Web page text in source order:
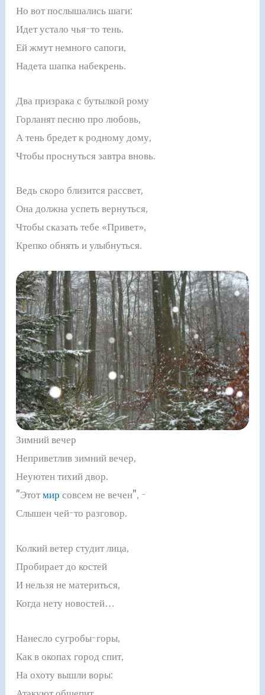
Но вот послышались шаги:
Идет устало чья-то тень.
Ей жмут немного сапоги,
Надета шапка набекрень.
Два призрака с бутылкой рому
Горланят песню про любовь,
А тень бредет к родному дому,
Чтобы проснуться завтра вновь.
Ведь скоро близится рассвет,
Она должна успеть вернуться,
Чтобы сказать тебе «Привет»,
Крепко обнять и улыбнуться.
Зимний вечер
Неприветлив зимний вечер,
Неуютен тихий двор.
"Этотмир совсем не вечен", -
Слышен чей-то разговор.
Колкий ветер студит лица,
Пробирает до костей
И нельзя не материться,
Когда нету новостей…
Нанесло сугробы-горы,
Как в окопах город спит,
На охоту вышли воры: